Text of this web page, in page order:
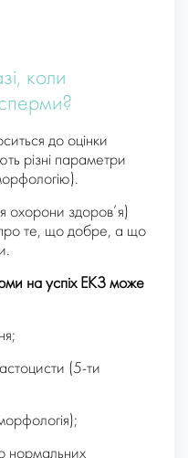
коли
до оцінки
різні параметри
охорони здоров’я)
про те, що добре, а що
на успіх ЕКЗ може
(5-ти
нормальних